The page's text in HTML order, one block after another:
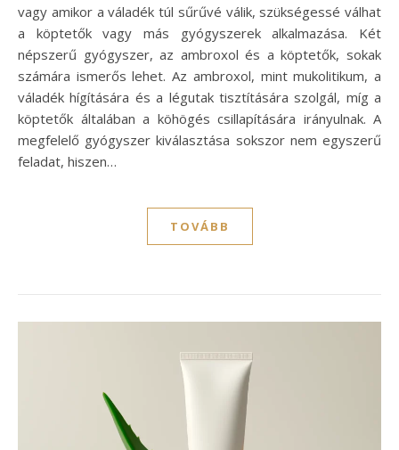
vagy amikor a váladék túl sűrűvé válik, szükségessé válhat
a köptetők vagy más gyógyszerek alkalmazása. Két
népszerű gyógyszer, az ambroxol és a köptetők, sokak
számára ismerős lehet. Az ambroxol, mint mukolitikum, a
váladék hígítására és a légutak tisztítására szolgál, míg a
köptetők általában a köhögés csillapítására irányulnak. A
megfelelő gyógyszer kiválasztása sokszor nem egyszerű
feladat, hiszen…
TOVÁBB